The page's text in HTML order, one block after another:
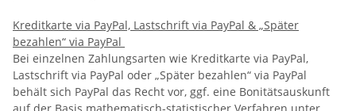
Kreditkarte via PayPal, Lastschrift via PayPal & „Später
bezahlen“ via PayPal
Bei einzelnen Zahlungsarten wie Kreditkarte via PayPal,
Lastschrift via PayPal oder „Später bezahlen“ via PayPal
behält sich PayPal das Recht vor, ggf. eine Bonitätsauskunft